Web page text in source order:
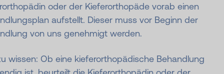
oder der Kieferorthopäde vorab einen
aufstellt. Dieser muss vor Beginn der
von uns genehmigt werden.
wissen: Ob eine kieferorthopädische Behandlung